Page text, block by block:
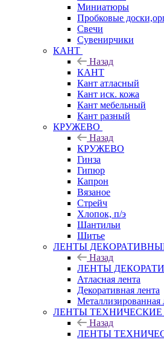
Миниатюры
Пробковые
Свечи
Сувенирчики
КАНТ
Назад
КАНТ
Кант атласный
Кант иск. кожа
Кант мебельный
Кант разный
КРУЖЕВО
Назад
КРУЖЕВО
Гинза
Гипюр
Капрон
Вязаное
Стрейч
Хлопок, п/э
Шантильи
Шитье
ЛЕНТЫ
Назад
ЛЕНТЫ
Атласная лента
Декоративная лента
Металлизированная
ЛЕНТЫ ТЕХНИЧЕСКИЕ
Назад
ЛЕНТЫ